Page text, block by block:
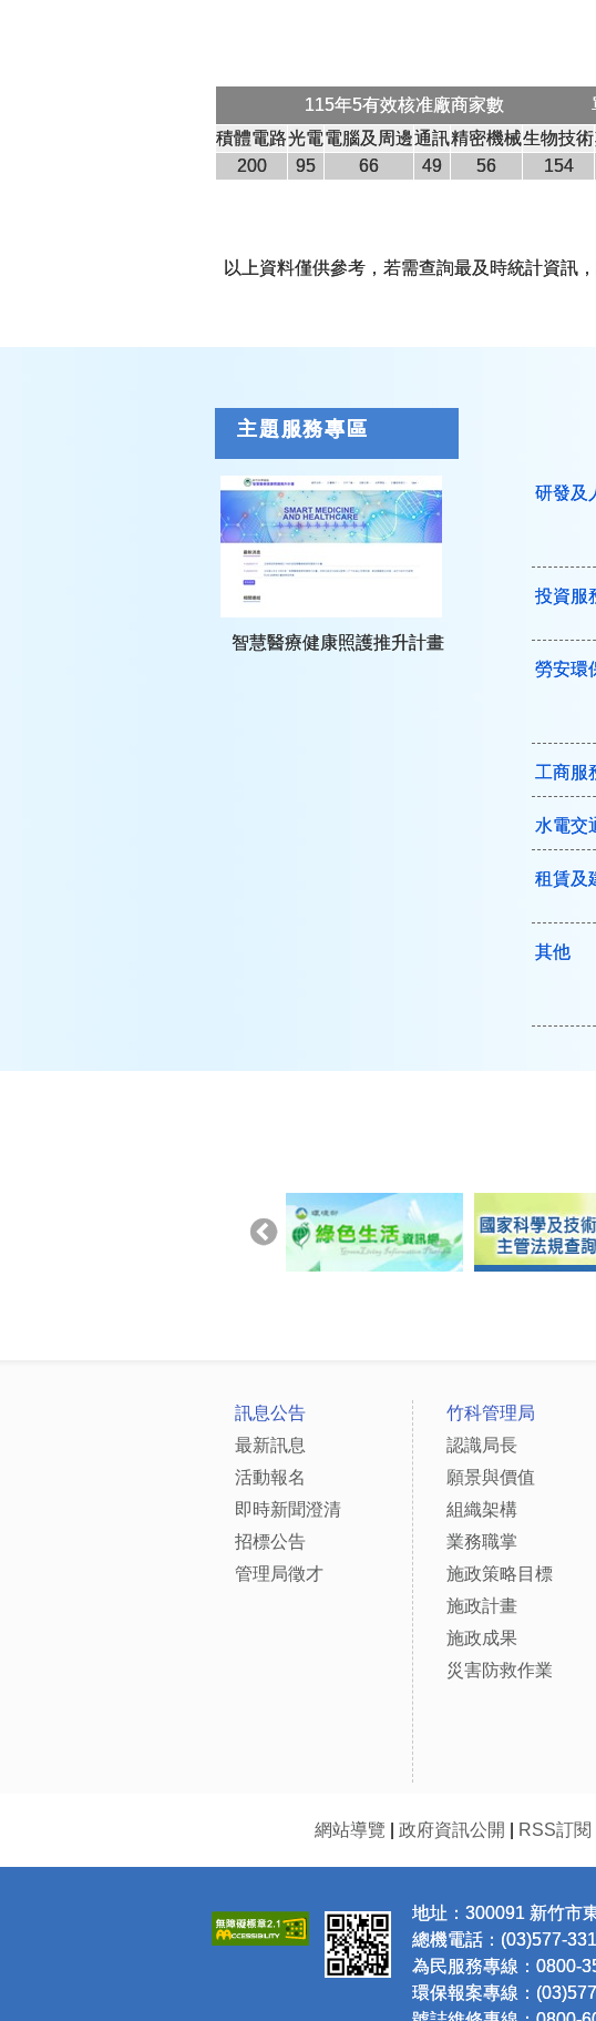
115年5有效核准廠商家數
積體電路光電電腦及周邊通訊精密機械生物技術
200
95 66 49 56 154
以上資料僅供參考，若需查詢最及時統計資訊
主題服務專區
智慧醫療健康照護推升計畫
研發及
投資服
勞安環
工商服
水電交
租賃及
其他
訊息公告
最新訊息
活動報名
即時新聞澄清
招標公告
管理局徵才
竹科管理局
認識局長
願景與價值
組織架構
業務職掌
施政策略目標
施政計畫
施政成果
災害防救作業
網站導覽 政府資訊公開 RSS訂閱
地址：300091 新竹市
總機電話：(03)577-
為民服務專線：0800-
環保報案專線：